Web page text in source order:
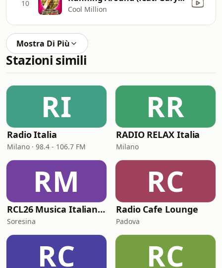
10
Cool Million
Mostra Di Più
Stazioni simili
RI
Radio Italia
Milano · 98.4 - 106.7 FM
RR
RADIO RELAX Italia
Milano
RM
RCL26 Musica Italiana (ITALIA 26)
Soresina
RC
Radio Cafe Lounge
Padova
RC RC